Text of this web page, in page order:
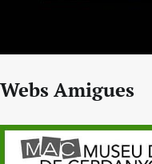
Webs Amigues